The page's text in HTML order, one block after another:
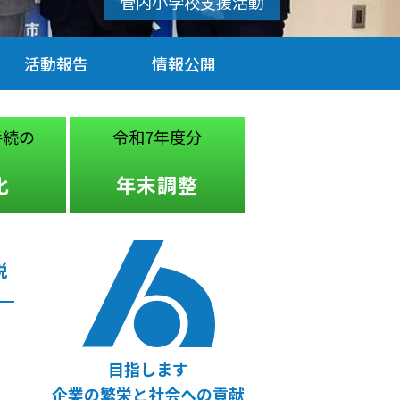
活動報告 情報公開
の 令和7年度分
年末調整
目指します
企業の繁栄と社会への貢献